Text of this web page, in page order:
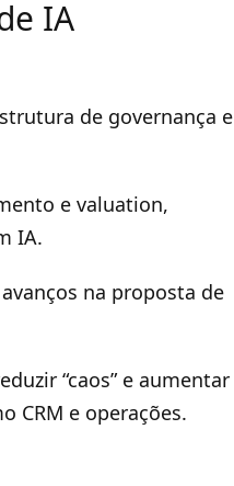
IA
de governança e
e valuation,
IA.
na proposta de
“caos” e aumentar
CRM e operações.